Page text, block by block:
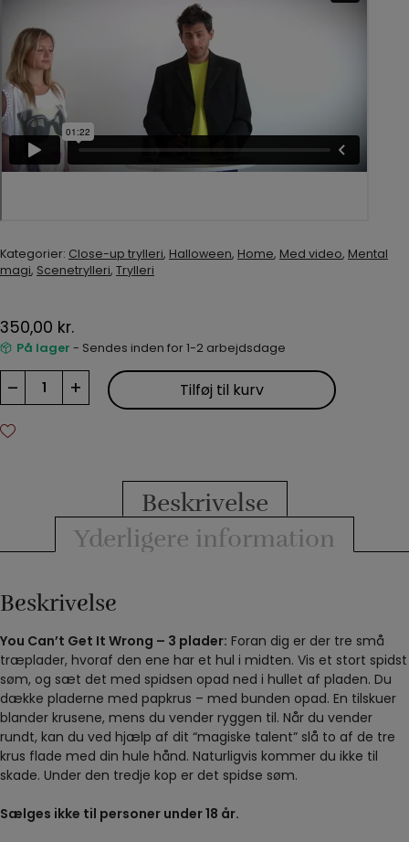
Kategorier: Close-up trylleri, Halloween, Home, Med video, Mental
magi, Scenetrylleri, Trylleri
350,00 kr.
På lager - Sendes inden for 1-2 arbejdsdage
–
It
+ Tilføj til kurv
Beskrivelse
Yderligere information
Beskrivelse
You Can’t Get It Wrong – 3 plader: Foran dig er der tre små
træplader, hvoraf den ene har et hul i midten. Vis et stort spidst
søm, og sæt det med spidsen opad ned i hullet af pladen. Du
dække pladerne med papkrus – med bunden opad. En tilskuer
blander krusene, mens du vender ryggen til. Når du vender
rundt, kan du ved hjælp af dit “magiske talent” slå to af de tre
krus flade med din hule hånd. Naturligvis kommer du ikke til
skade. Under den tredje kop er det spidse søm.
Sælges ikke til personer under 18 år.